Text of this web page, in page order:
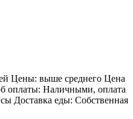
Цены: выше среднего Цена
оплаты: Наличными, оплата
Доставка еды: Собственная